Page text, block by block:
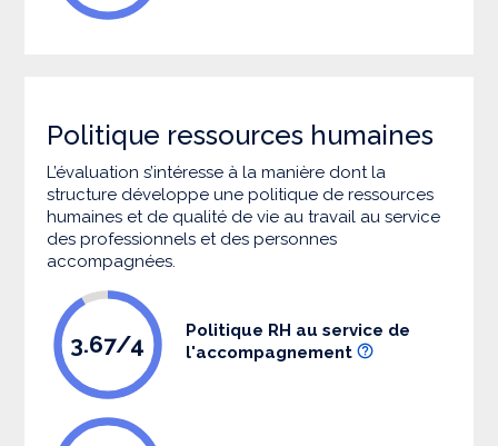
Politique ressources humaines
L’évaluation s’intéresse à la manière dont la
structure développe une politique de ressources
humaines et de qualité de vie au travail au service
des professionnels et des personnes
accompagnées.
3.67/4
Politique RH au service de
l'accompagnement